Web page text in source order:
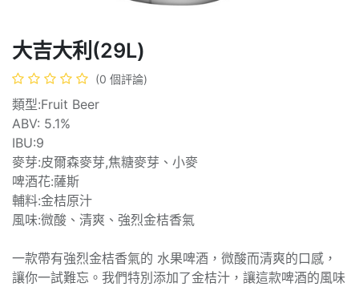
大吉大利(29L)
(0 個評論)
類型:Fruit Beer
ABV: 5.1%
IBU:9
麥芽:皮爾森麥芽,焦糖麥芽、小麥
啤酒花:薩斯
輔料:金桔原汁
風味:微酸、清爽、強烈金桔香氣
一款帶有強烈金桔香氣的 水果啤酒，微酸而清爽的口感，
讓你一試難忘。我們特別添加了金桔汁，讓這款啤酒的風味